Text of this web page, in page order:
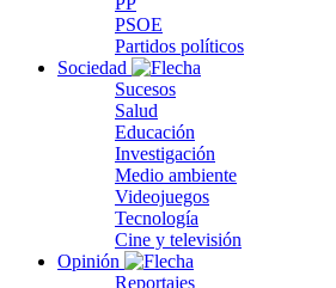
PSOE
Partidos políticos
Sociedad
Sucesos
Salud
Educación
Investigación
Medio ambiente
Videojuegos
Tecnología
Cine y televisión
Opinión
Reportajes